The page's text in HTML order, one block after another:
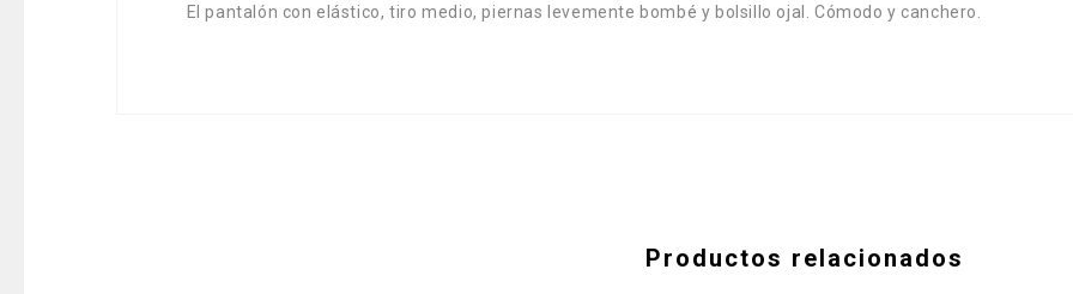
El pantalón con elástico, tiro medio, piernas levemente bombé y bolsillo ojal. Cómodo y canchero.
Productos relacionados